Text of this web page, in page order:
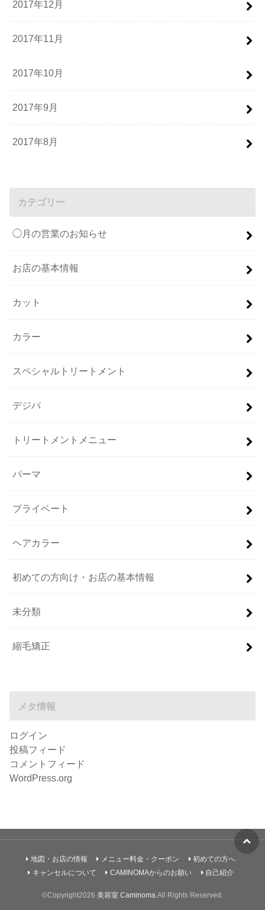
2017年12月
2017年11月
2017年10月
2017年9月
2017年8月
カテゴリー
◯月の営業のお知らせ
お店の基本情報
カット
カラー
スペシャルトリートメント
デジパ
トリートメントメニュー
パーマ
プライベート
ヘアカラー
初めての方向け・お店の基本情報
未分類
縮毛矯正
メタ情報
ログイン
投稿フィード
コメントフィード
WordPress.org
地図・お店の情報 メニュー料金・クーポン
初めての方へ
キャンセルについて
CAMINOMAからのお願い 自己紹介
©Copyright2026 美容室 Caminoma .All Rights Reserved.